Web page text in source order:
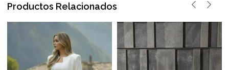
Productos Relacionados